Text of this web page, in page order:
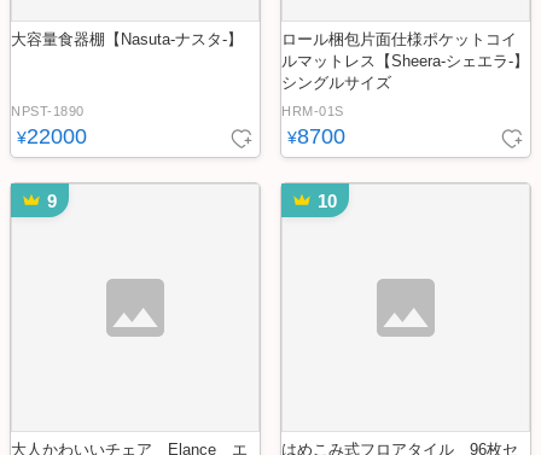
大容量食器棚【Nasuta-ナスタ-】
NPST-1890
¥22000
ロール梱包片面仕様ポケットコイ
ルマットレス【Sheera-シェエラ-】
シングルサイズ
HRM-01S
¥8700
9
大人かわいいチェア Elance エ
10
はめこみ式フロアタイル 96枚セ